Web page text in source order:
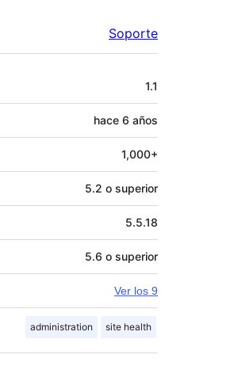
Soporte
1.1
hace 6 años
1,000+
5.2 o superior
5.5.18
5.6 o superior
Ver los 9
administration site health